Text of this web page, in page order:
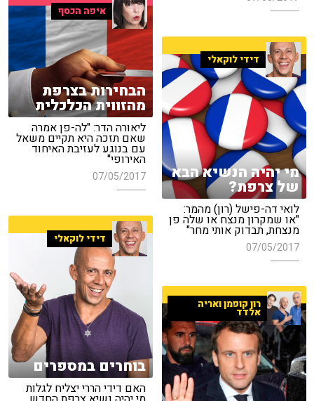
איפה הכסף
הבחירות בצרפת
מהזווית הכלכלית
ליאורה הדר: "לה-פן אמרה
שאם תזכה היא תקיים משאל
עם בנוגע לעזיבת האיחוד
האירופי"
07/05/2017
דידי לוקאלי
מי יהיה הנשיא הבא
של צרפת?
לואי דה-פישל (רון) מהמר:
"או שמקרון מנצח או שלה פן
מנצחת, תבדוק אותי מחר"
07/05/2017
דידי לוקאלי
בוחרים במספרים
האם דידי הררי יצליח לגלות
רון קופמן ואריה
אלדד